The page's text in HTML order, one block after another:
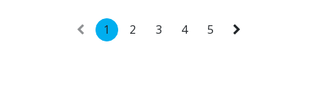
1 2 3 4 5